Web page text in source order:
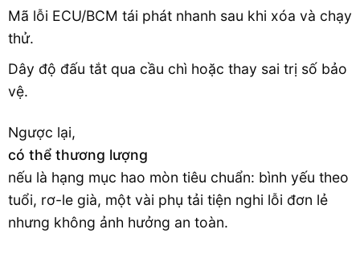
Mã lỗi ECU/BCM tái phát nhanh sau khi xóa và chạy
thử.
Dây độ đấu tắt qua cầu chì hoặc thay sai trị số bảo
vệ.
Ngược lại,
có thể thương lượng
nếu là hạng mục hao mòn tiêu chuẩn: bình yếu theo
tuổi, rơ-le già, một vài phụ tải tiện nghi lỗi đơn lẻ
nhưng không ảnh hưởng an toàn.